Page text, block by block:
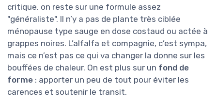
critique, on reste sur une formule assez
"généraliste". Il n’y a pas de plante très ciblée
ménopause type sauge en dose costaud ou actée à
grappes noires. L’alfalfa et compagnie, c’est sympa,
mais ce n’est pas ce qui va changer la donne sur les
bouffées de chaleur. On est plus sur un fond de
forme : apporter un peu de tout pour éviter les
carences et soutenir le transit.